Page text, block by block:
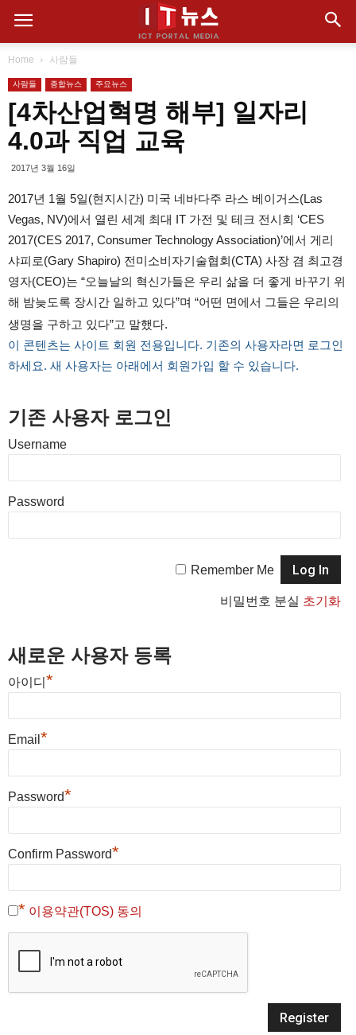
Home 사람들
사람들 종합뉴스 주요뉴스
[4차산업혁명 해부] 일자리
4.0과 직업 교육
2017년 3월 16일
2017년 1월 5일(현지시간) 미국 네바다주 라스 베이거스(Las
Vegas, NV)에서 열린 세계 최대 IT 가전 및 테크 전시회 ‘CES
2017(CES 2017, Consumer Technology Association)’에서 게리
샤피로(Gary Shapiro) 전미소비자기술협회(CTA) 사장 겸 최고경
영자(CEO)는 “오늘날의 혁신가들은 우리 삶을 더 좋게 바꾸기 위
해 밤늦도록 장시간 일하고 있다”며 “어떤 면에서 그들은 우리의
생명을 구하고 있다”고 말했다.
이 콘텐츠는 사이트 회원 전용입니다. 기존의 사용자라면 로그인
하세요. 새 사용자는 아래에서 회원가입 할 수 있습니다.
기존 사용자 로그인
Username
Password
Remember Me
비밀번호 분실 초기화
새로운 사용자 등록
아이디 *
Email *
Password*
Confirm Password*
* 이용약관(TOS) 동의